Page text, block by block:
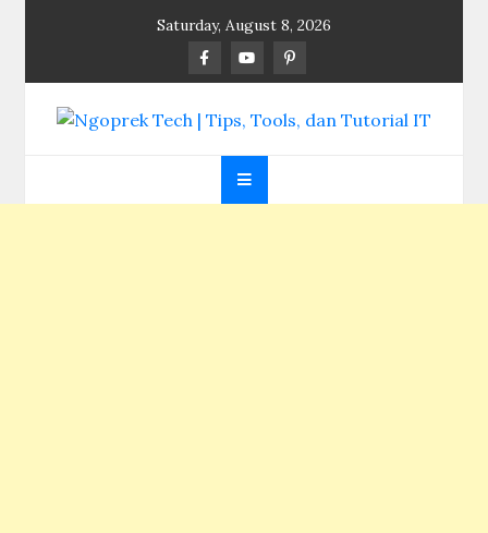
Saturday, August 8, 2026
Ngoprek Tech | Tips,
Tools, dan Tutorial